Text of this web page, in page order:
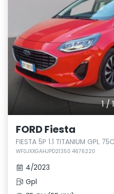
1/
FORD Fiesta
FIESTA 5P 1.1 TITANIUM GPL
WF0JXXGAHJPD21350 4676220
4/2023
Gpl